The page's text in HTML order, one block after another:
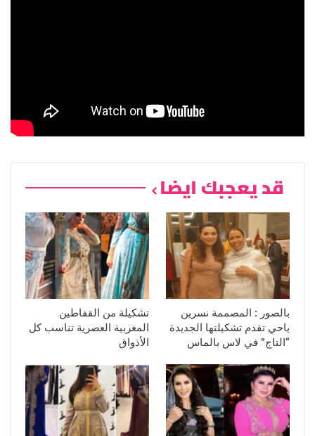
قد يعجبك ايضا
بالصور : المصممة نسرين
ياحي تقدم تشكيلتها الجديدة
“التاج” في لاس بالماس
تشكيلة من القفاطين
المغربية العصرية تناسب كل
الأذواق